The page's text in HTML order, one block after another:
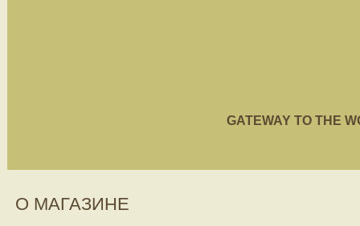
GATEWAY TO THE
О МАГАЗИНЕ